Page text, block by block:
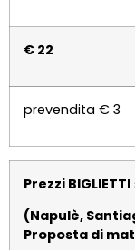
€ 22
prevendita € 3
Prezzi BIGLIETTI
(Napulè,
Proposta di